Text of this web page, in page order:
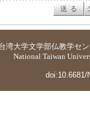
湾大学文学部仏教学セ
National Taiwan
doi:10.6681/